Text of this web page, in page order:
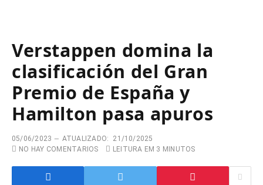
Verstappen domina la
clasificación del Gran
Premio de España y
Hamilton pasa apuros
05/06/2023 ATUALIZADO:
21/10/2025
NO HAY COMENTARIOS
LEITURA EM 3 MINUTOS